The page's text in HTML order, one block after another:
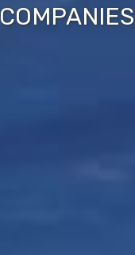
COMPANIES